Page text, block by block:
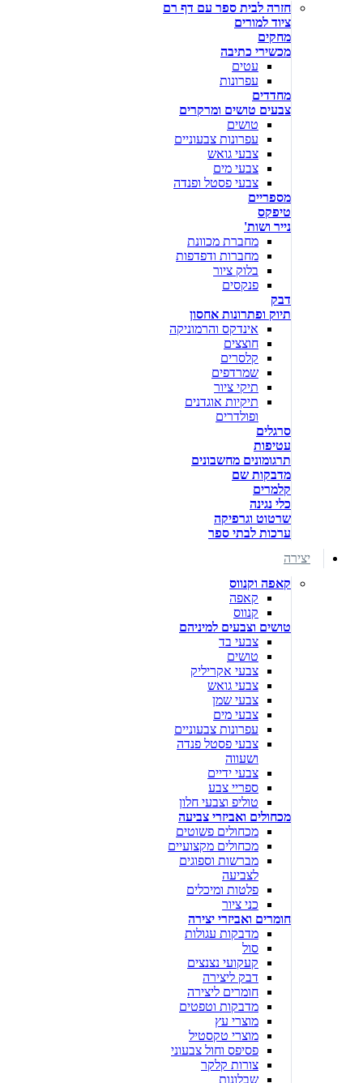
חזרה לבית ספר עם דף רם
ציוד למורים
מחקים
מכשירי כתיבה
עטים
עפרונות
מחדדים
צבעים טושים ומרקרים
טושים
עפרונות צבעוניים
צבעי גואש
צבעי מים
צבעי פסטל ופנדה
מספריים
טיפקס
נייר ושות'
מחברת מכוונת
מחברות ודפדפות
בלוק ציור
פנקסים
דבק
תיוק ופתרונות אחסון
אינדקס והרמוניקה
חוצצים
קלסרים
שמרדפים
תיקי ציור
תיקיות אוגדנים
ופולדרים
סרגלים
עטיפות
תרגומונים מחשבונים
מדבקות שם
קלמרים
כלי נגינה
שרטוט וגרפיקה
ערכות לבתי ספר
יצירה
קאפה וקנווס
קאפה
קנווס
טושים וצבעים למיניהם
צבעי בד
טושים
צבעי אקריליק
צבעי גואש
צבעי שמן
צבעי מים
עפרונות צבעוניים
צבעי פסטל פנדה
ושעווה
צבעי ידיים
ספריי צבע
טוליפ וצבעי חלון
מכחולים ואביזרי צביעה
מכחולים פשוטים
מכחולים מקצועיים
מברשות וספוגים
לצביעה
פלטות ומיכלים
כני ציור
חומרים ואביזרי יצירה
מדבקות עגולות
סול
קעקועי נצנצים
דבק ליצירה
חומרים ליצירה
מדבקות וטפטים
מוצרי עץ
מוצרי טקסטיל
פסיפס וחול צבעוני
צורות קלקר
שבלונות